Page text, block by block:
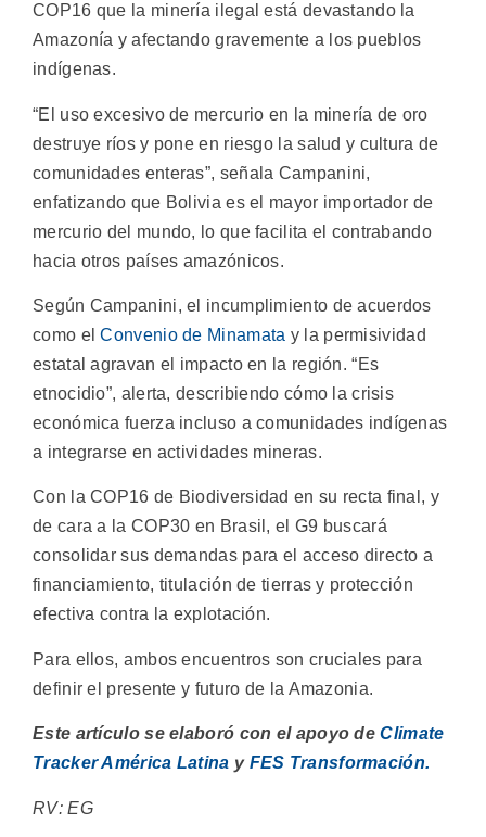
COP16 que la minería ilegal está devastando la
Amazonía y afectando gravemente a los pueblos
indígenas.
“El uso excesivo de mercurio en la minería de oro
destruye ríos y pone en riesgo la salud y cultura de
comunidades enteras”, señala Campanini,
enfatizando que Bolivia es el mayor importador de
mercurio del mundo, lo que facilita el contrabando
hacia otros países amazónicos.
Según Campanini, el incumplimiento de acuerdos
como elConvenio de Minamata y la permisividad
estatal agravan el impacto en la región. “Es
etnocidio”, alerta, describiendo cómo la crisis
económica fuerza incluso a comunidades indígenas
a integrarse en actividades mineras.
Con la COP16 de Biodiversidad en su recta final, y
de cara a la COP30 en Brasil, el G9 buscará
consolidar sus demandas para el acceso directo a
financiamiento, titulación de tierras y protección
efectiva contra la explotación.
Para ellos, ambos encuentros son cruciales para
definir el presente y futuro de la Amazonia.
Este artículo se elaboró con el apoyo de Climate
Tracker América Latina y FES Transformación.
RV: EG